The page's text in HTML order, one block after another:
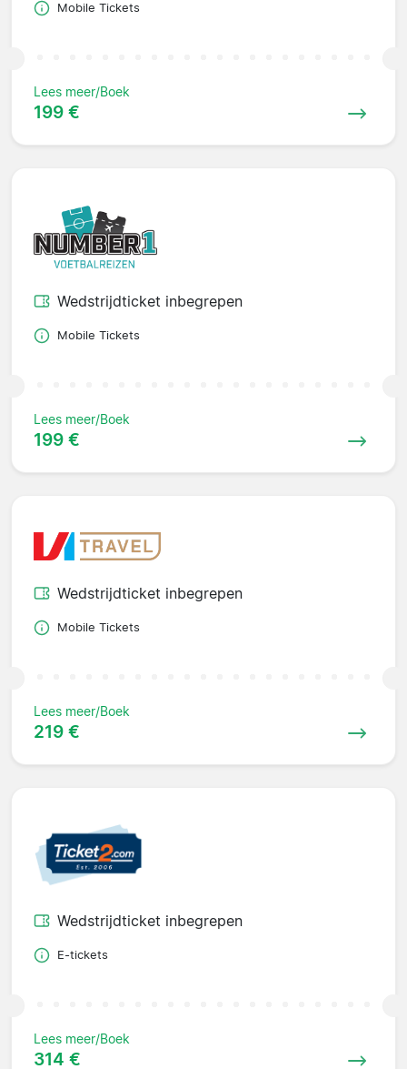
Mobile Tickets
Lees meer/Boek
199 €
Wedstrijdticket inbegrepen
Mobile Tickets
Lees meer/Boek
199 €
Wedstrijdticket inbegrepen
Mobile Tickets
Lees meer/Boek
219 €
Wedstrijdticket inbegrepen
E-tickets
Lees meer/Boek
314 €